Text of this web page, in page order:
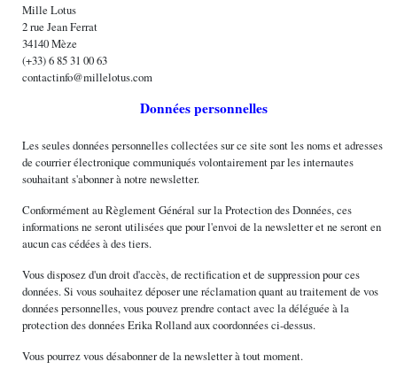
Mille Lotus
2 rue Jean Ferrat
34140 Mèze
(+33) 6 85 31 00 63
contactinfo@millelotus.com
Données personnelles
Les seules données personnelles collectées sur ce site sont les noms et adresses
de courrier électronique communiqués volontairement par les internautes
souhaitant s'abonner à notre newsletter.
Conformément au Règlement Général sur la Protection des Données, ces
informations ne seront utilisées que pour l'envoi de la newsletter et ne seront en
aucun cas cédées à des tiers.
Vous disposez d'un droit d'accès, de rectification et de suppression pour ces
données. Si vous souhaitez déposer une réclamation quant au traitement de vos
données personnelles, vous pouvez prendre contact avec la déléguée à la
protection des données Erika Rolland aux coordonnées ci-dessus.
Vous pourrez vous désabonner de la newsletter à tout moment.